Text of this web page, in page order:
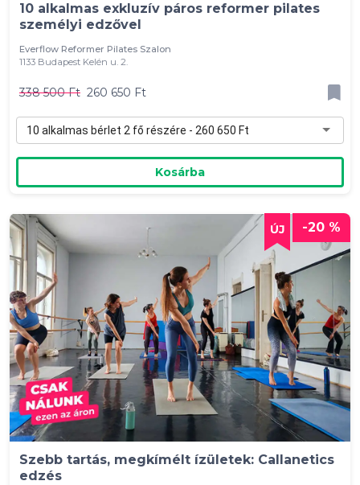
10 alkalmas exkluzív páros reformer pilates
személyi edzővel
Everflow Reformer Pilates Szalon
1133 Budapest Kelén u. 2.
338 500 Ft 260 650 Ft
10 alkalmas bérlet 2 fő részére - 260 650 Ft
Kosárba
-20 %
Szebb tartás, megkímélt ízületek: Callanetics
edzés